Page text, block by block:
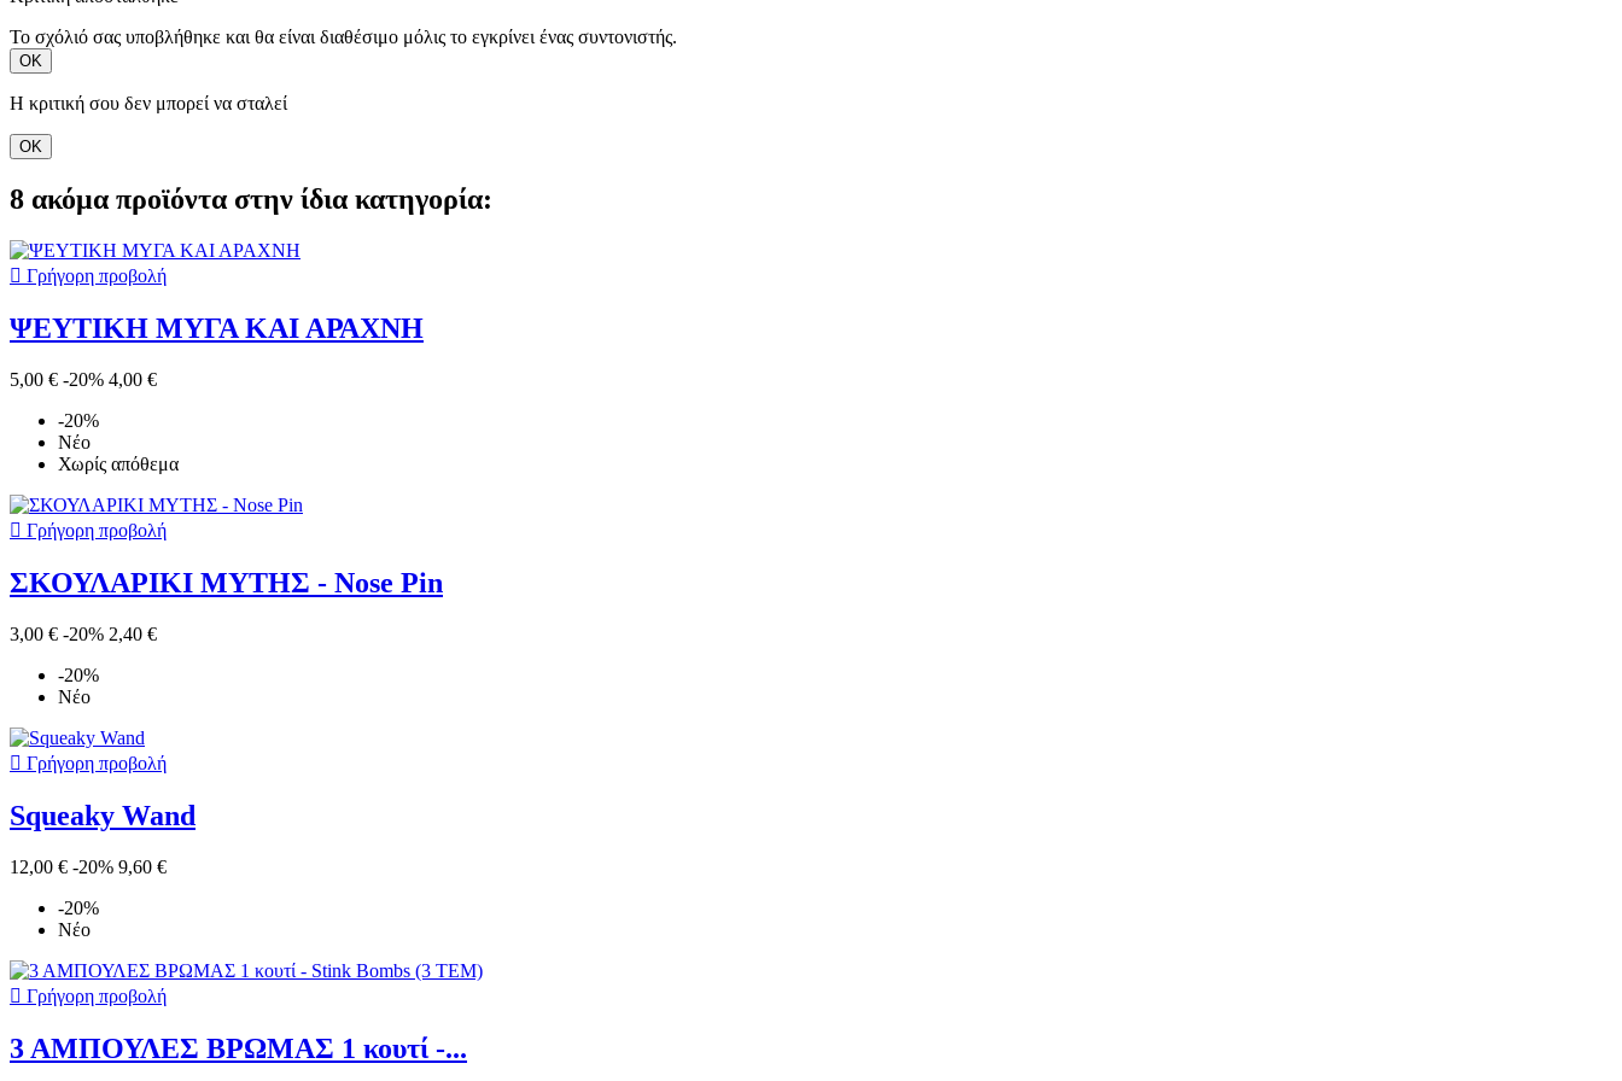
Το σχόλιό σας υποβλήθηκε και θα είναι διαθέσιμο μόλις το εγκρίνει ένας συντονιστής.
ΟΚ
Η κριτική σου δεν μπορεί να σταλεί
ΟΚ
8 ακόμα προϊόντα στην ίδια κατηγορία:
 Γρήγορη προβολή
ΨΕΥΤΙΚΗ ΜΥΓΑ ΚΑΙ ΑΡΑΧΝΗ
5,00 € -20% 4,00 €
-20%
Νέο
Χωρίς απόθεμα
 Γρήγορη προβολή
ΣΚΟΥΛΑΡΙΚΙ ΜΥΤΗΣ - Nose Pin
3,00 € -20% 2,40 €
-20%
Νέο
 Γρήγορη προβολή
Squeaky Wand
12,00 € -20% 9,60 €
-20%
Νέο
 Γρήγορη προβολή
3 ΑΜΠΟΥΛΕΣ ΒΡΩΜΑΣ 1 κουτί -...